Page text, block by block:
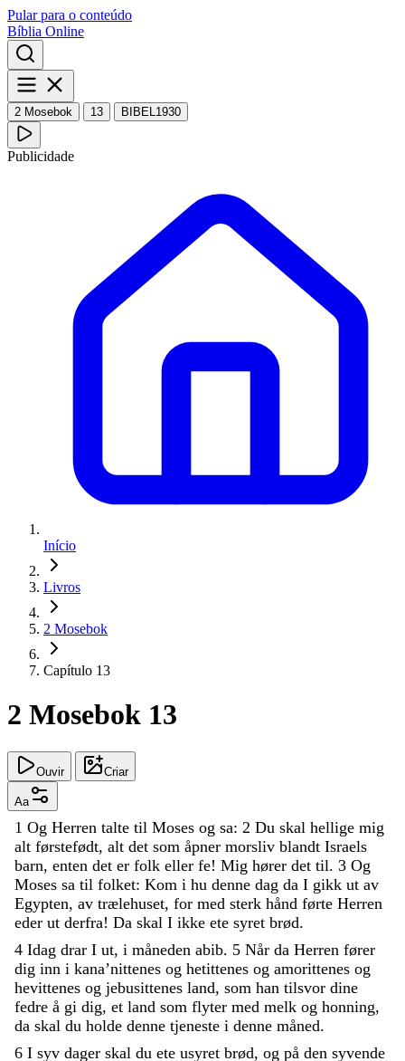
Pular para o conteúdo
Bíblia Online
2 Mosebok 13 BIBEL1930
Publicidade
Início
Livros
2 Mosebok
Capítulo 13
2 Mosebok 13
Ouvir Criar
Aa
1 Og Herren talte til Moses og sa: 2 Du skal hellige mig
alt førstefødt, alt det som åpner morsliv blandt Israels
barn, enten det er folk eller fe! Mig hører det til. 3 Og
Moses sa til folket: Kom i hu denne dag da I gikk ut av
Egypten, av trælehuset, for med sterk hånd førte Herren
eder ut derfra! Da skal I ikke ete syret brød.
4 Idag drar I ut, i måneden abib. 5 Når da Herren fører
dig inn i kana’nittenes og hetittenes og amorittenes og
hevittenes og jebusittenes land, som han tilsvor dine
fedre å gi dig, et land som flyter med melk og honning,
da skal du holde denne tjeneste i denne måned.
6 I syv dager skal du ete usyret brød, og på den syvende